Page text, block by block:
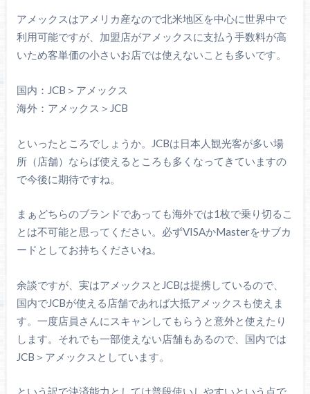
アメックスはアメリカ産なので北米地区を中心に世界中で
利用可能ですが、加盟店がアメックスに支払う手数料が高
いため客単価の小さいお店では使えないことも多いです。
国内：JCB＞アメックス
海外：アメックス＞JCB
といったところでしょうか。JCBは日本人観光客が多い場
所（店舗）ならば使えるところも多くなってきていますの
で今後に期待ですね。
まぁどちらのブランドであっても海外では1枚で乗り切るこ
とは不可能と思ってください。必ずVISAかMasterをサブカ
ードとしてお持ちくださいね。
余談ですが、実はアメックスとJCBは提携しているので、
国内でJCBが使える店舗であれば大抵アメックスも使えま
す。一度店員さんにスキャンしてもらうと意外と使えたり
します。それでも一部使えない店舗もあるので、国内では
JCB＞アメックスとしています。
という訳で決済能力としては普段使いしやすいという点で